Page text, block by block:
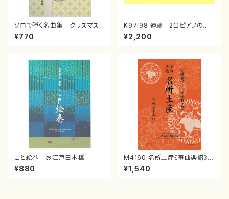
ソロで弾く名曲集 クリスマス・
イブ／恋人がサンタクロース(
箏独奏 /大平光美 編曲/楽
¥770
K97i98 連禱 : 2台ピアノのた
めの（2 Pianos / 菊池 幸夫 /
楽譜）
¥2,200
こと絵巻 お江戸日本橋
¥880
M4160 名所土産《箏曲楽譜》
（箏/宮城喜代子・宮城数江著・
宮城宗家監修/箏曲古典楽譜）
¥1,540